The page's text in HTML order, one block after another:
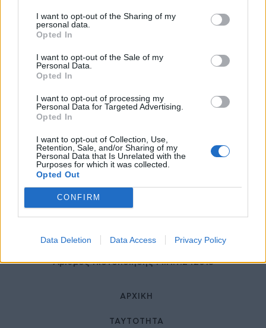
I want to opt-out of the Sharing of my
personal data.
Opted In
I want to opt-out of the Sale of my
Personal Data.
Opted In
I want to opt-out of processing my
Personal Data for Targeted Advertising.
Opted In
I want to opt-out of Collection, Use,
Retention, Sale, and/or Sharing of my
Personal Data that Is Unrelated with the
Purposes for which it was collected.
Opted Out
CONFIRM
Data Deletion Data Access Privacy Policy
Γεωργιάδης: Πολλαπλά οφέλη από
τη συνεργασία δημοσίου και
27 Φεβρουαρίου 2026
© HealthStories - All rights reserved.
Αριθμός Πιστοποίησης Μ.Η.Τ.242013
ΑΡΧΙΚΉ
ΤΑΥΤΌΤΗΤΑ